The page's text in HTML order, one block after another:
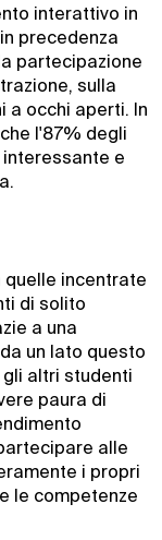
interattivo in
precedenza
partecipazione
sulla
a occhi aperti. In
l'87% degli
e
quelle incentrate
di solito
a una
un lato questo
altri studenti
paura di
alle
i propri
le competenze